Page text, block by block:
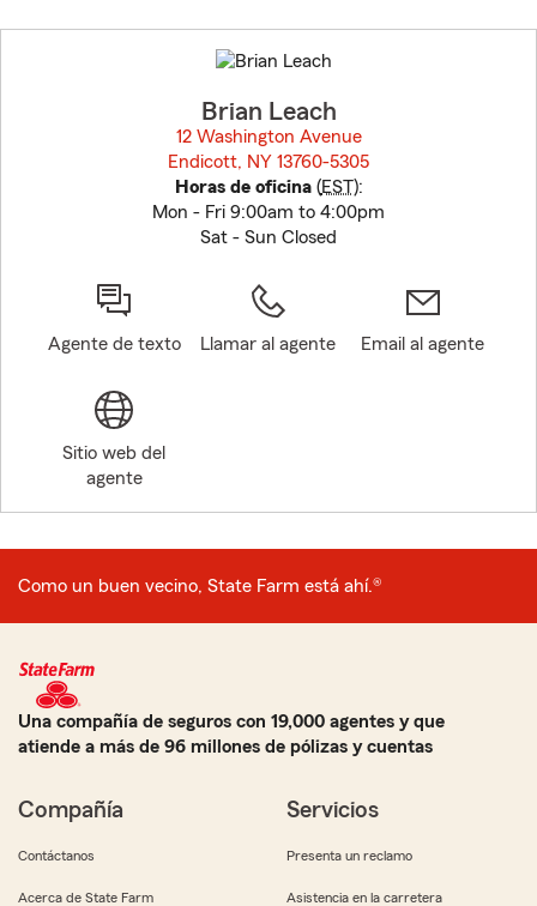
to
before
Brian Leach
12 Washington Avenue
Endicott, NY 13760-5305
Horas de oficina(EST):
Mon - Fri 9:00am to 4:00pm
Sat - Sun Closed
Agente de texto Llamar al agente Email al agente
Sitio web del
agente
Como un buen vecino, State Farm está ahí.®
Una compañía de seguros con 19,000 agentes y que
atiende a más de 96 millones de pólizas y cuentas
Compañía
Contáctanos
Acerca de State Farm
Servicios
Presenta un reclamo
Asistencia en la carretera